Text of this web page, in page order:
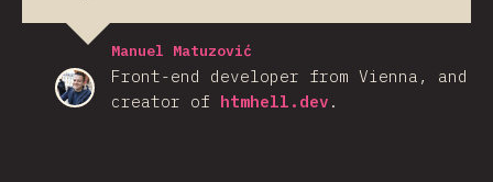
Manuel Matuzović
Front-end developer from Vienna, and
creator of htmhell.dev .